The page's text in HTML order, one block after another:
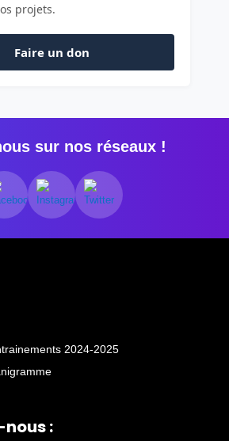
projets.
Faire un don
sur nos réseaux !
2024-2025
: